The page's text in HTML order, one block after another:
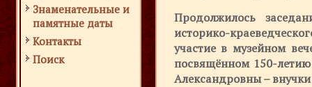
Знаменательные и
памятные даты
Контакты
Поиск
Продолжилось
историко-
участие в музейном
посвящённом 150-
Александровны –